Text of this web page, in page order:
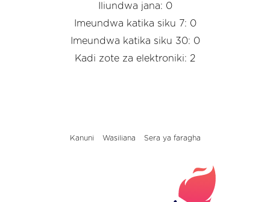
Iliundwa jana: 0
Imeundwa katika siku 7: 0
Imeundwa katika siku 30: 0
Kadi zote za elektroniki: 2
Kanuni Wasiliana Sera ya faragha